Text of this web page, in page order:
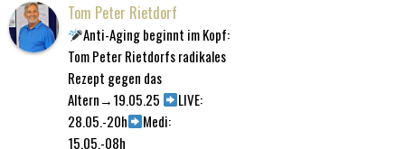
Tom Peter Rietdorf
Anti-Aging beginnt im Kopf:
Tom Peter Rietdorfs radikales
Rezept gegen das
Altern→19.05.25
LIVE:
28.05.-20h
Medi:
15.05.-08h